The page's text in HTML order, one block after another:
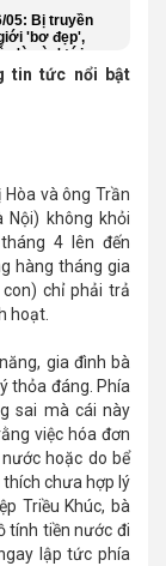
05: Bị truyền
'bơ đẹp',
'ùn ùn' tới
tin tức nổi bật
và ông Trần
Nội) không khỏi
4 lên đến
hàng tháng gia
chỉ phải trả
hoạt.
gia đình bà
thỏa đáng. Phía
sai mà cái này
việc hóa đơn
hoặc do bể
chưa hợp lý
Triều Khúc, bà
tính tiền nước đi
lập tức phía